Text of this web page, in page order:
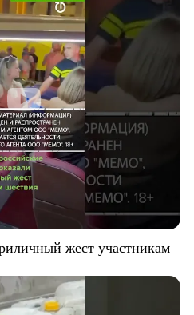
жест участникам